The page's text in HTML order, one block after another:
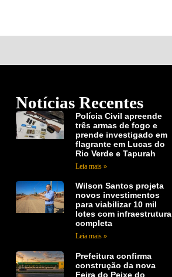
Notícias Recentes
Polícia Civil apreende
três armas de fogo e
prende investigado em
flagrante em Lucas do
Rio Verde e Tapurah
Leia mais »
Wilson Santos projeta
novos investimentos
para viabilizar 10 mil
lotes com infraestrutura
completa
Leia mais »
Prefeitura confirma
construção da nova
Feira do Peixe do